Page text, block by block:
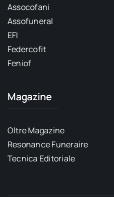
Assocofani
Assofuneral
EFI
Federcofit
Feniof
Magazine
Oltre Magazine
Resonance Funeraire
Tecnica Editoriale